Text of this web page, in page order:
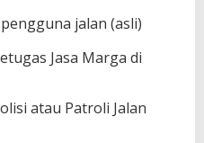
jalan (asli)
Jasa Marga di
atau Patroli Jalan